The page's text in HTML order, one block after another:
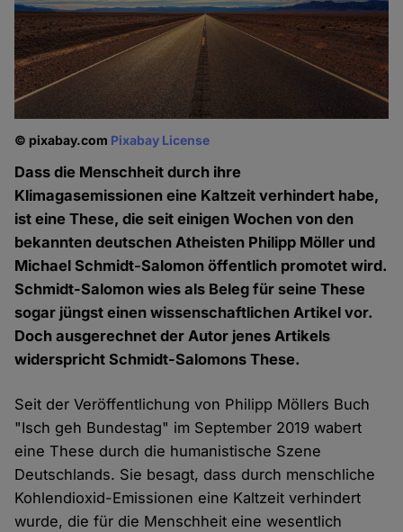
© pixabay.com Pixabay License
Dass die Menschheit durch ihre
Klimagasemissionen eine Kaltzeit verhindert habe,
ist eine These, die seit einigen Wochen von den
bekannten deutschen Atheisten Philipp Möller und
Michael Schmidt-Salomon öffentlich promotet wird.
Schmidt-Salomon wies als Beleg für seine These
sogar jüngst einen wissenschaftlichen Artikel vor.
Doch ausgerechnet der Autor jenes Artikels
widerspricht Schmidt-Salomons These.
Seit der Veröffentlichung von Philipp Möllers Buch
"Isch geh Bundestag" im September 2019 wabert
eine These durch die humanistische Szene
Deutschlands. Sie besagt, dass durch menschliche
Kohlendioxid-Emissionen eine Kaltzeit verhindert
wurde, die für die Menschheit eine wesentlich